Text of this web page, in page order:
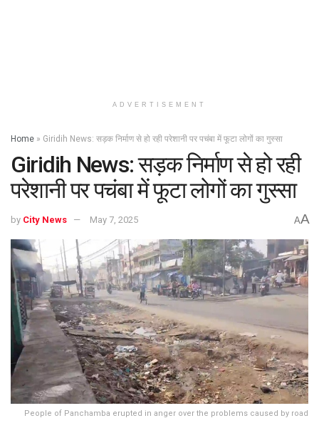
ADVERTISEMENT
Home » Giridih News: सड़क निर्माण से हो रही परेशानी पर पचंबा में फूटा लोगों का गुस्सा
Giridih News: सड़क निर्माण से हो रही
परेशानी पर पचंबा में फूटा लोगों का गुस्सा
by City News May 7, 2025 AA
People of Panchamba erupted in anger over the problems caused by road